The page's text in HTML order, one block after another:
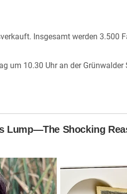
Insgesamt werden 3.500
um 10.30 Uhr an der Grünwalder